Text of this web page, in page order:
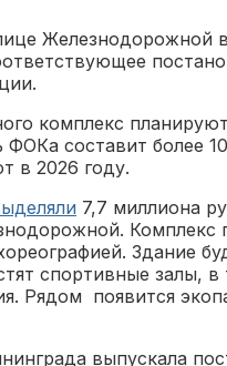
Железнодорожной
комплекс
составит более
в 2026 году.
7,7 миллиона
Комплекс
Здание
спортивные залы,
Рядом появится
выпускала